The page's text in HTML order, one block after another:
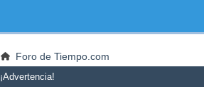
Foro de Tiempo.com
¡Advertencia!